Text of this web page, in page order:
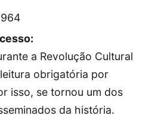
a Revolução Cultural
obrigatória por
isso, se tornou um dos
da história.